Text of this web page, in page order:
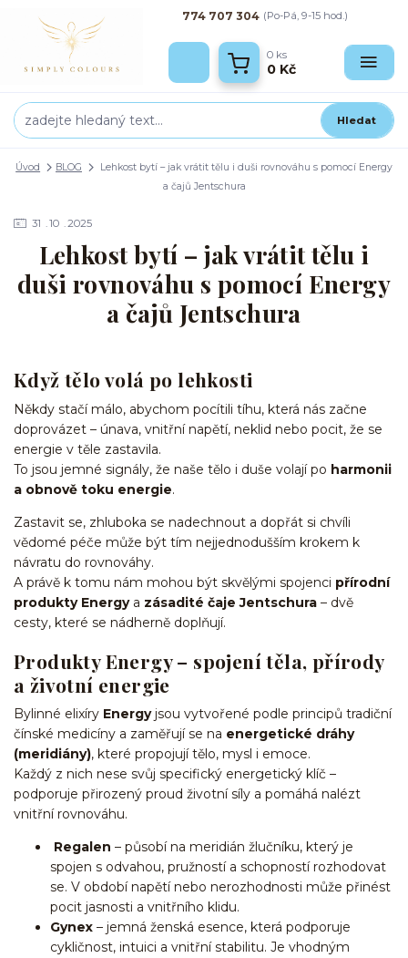
Hledat
774 707 304 (Po-Pá, 9-15 hod.)
0 ks
0 Kč
Úvod BLOG
Lehkost bytí – jak vrátit tělu i duši rovnováhu s pomocí Energy
a čajů Jentschura
31 10 2025
Lehkost bytí – jak vrátit tělu i
duši rovnováhu s pomocí Energy
a čajů Jentschura
Když tělo volá po lehkosti
Někdy stačí málo, abychom pocítili tíhu, která nás začne
doprovázet – únava, vnitřní napětí, neklid nebo pocit, že se
energie v těle zastavila.
To jsou jemné signály, že naše tělo i duše volají po harmonii
a obnově toku energie.
Zastavit se, zhluboka se nadechnout a dopřát si chvíli
vědomé péče může být tím nejjednodušším krokem k
návratu do rovnováhy.
A právě k tomu nám mohou být skvělými spojenci přírodní
produkty Energya zásadité čaje Jentschura – dvě
cesty, které se nádherně doplňují.
Produkty Energy – spojení těla, přírody
a životní energie
Bylinné elixíry Energyjsou vytvořené podle principů tradiční
čínské medicíny a zaměřují se na energetické dráhy
(meridiány), které propojují tělo, mysl i emoce.
Každý z nich nese svůj specifický energetický klíč –
podporuje přirozený proud životní síly a pomáhá nalézt
vnitřní rovnováhu.
Regalen – působí na meridián žlučníku, který je
spojen s odvahou, pružností a schopností rozhodovat
se. V období napětí nebo nerozhodnosti může přinést
pocit jasnosti a vnitřního klidu.
Gynex – jemná ženská esence, která podporuje
cykličnost, intuici a vnitřní stabilitu. Je vhodným